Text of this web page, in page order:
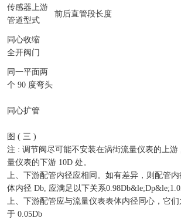
传感器上游
管道型式
前后直管段长度
同心收缩
全开阀门
同一平面两
个 90 度弯头
同心扩管
图 ( 三 )
注 : 调节阀尽可能不安装在涡街流量仪表的上
量仪表的下游 10D 处。
上、下游配管内径应相同。如有差异，则配管
体内径 Db, 应满足以下关系
上、下游配管应与流量仪表表体内径同心，它
于 0.05Db